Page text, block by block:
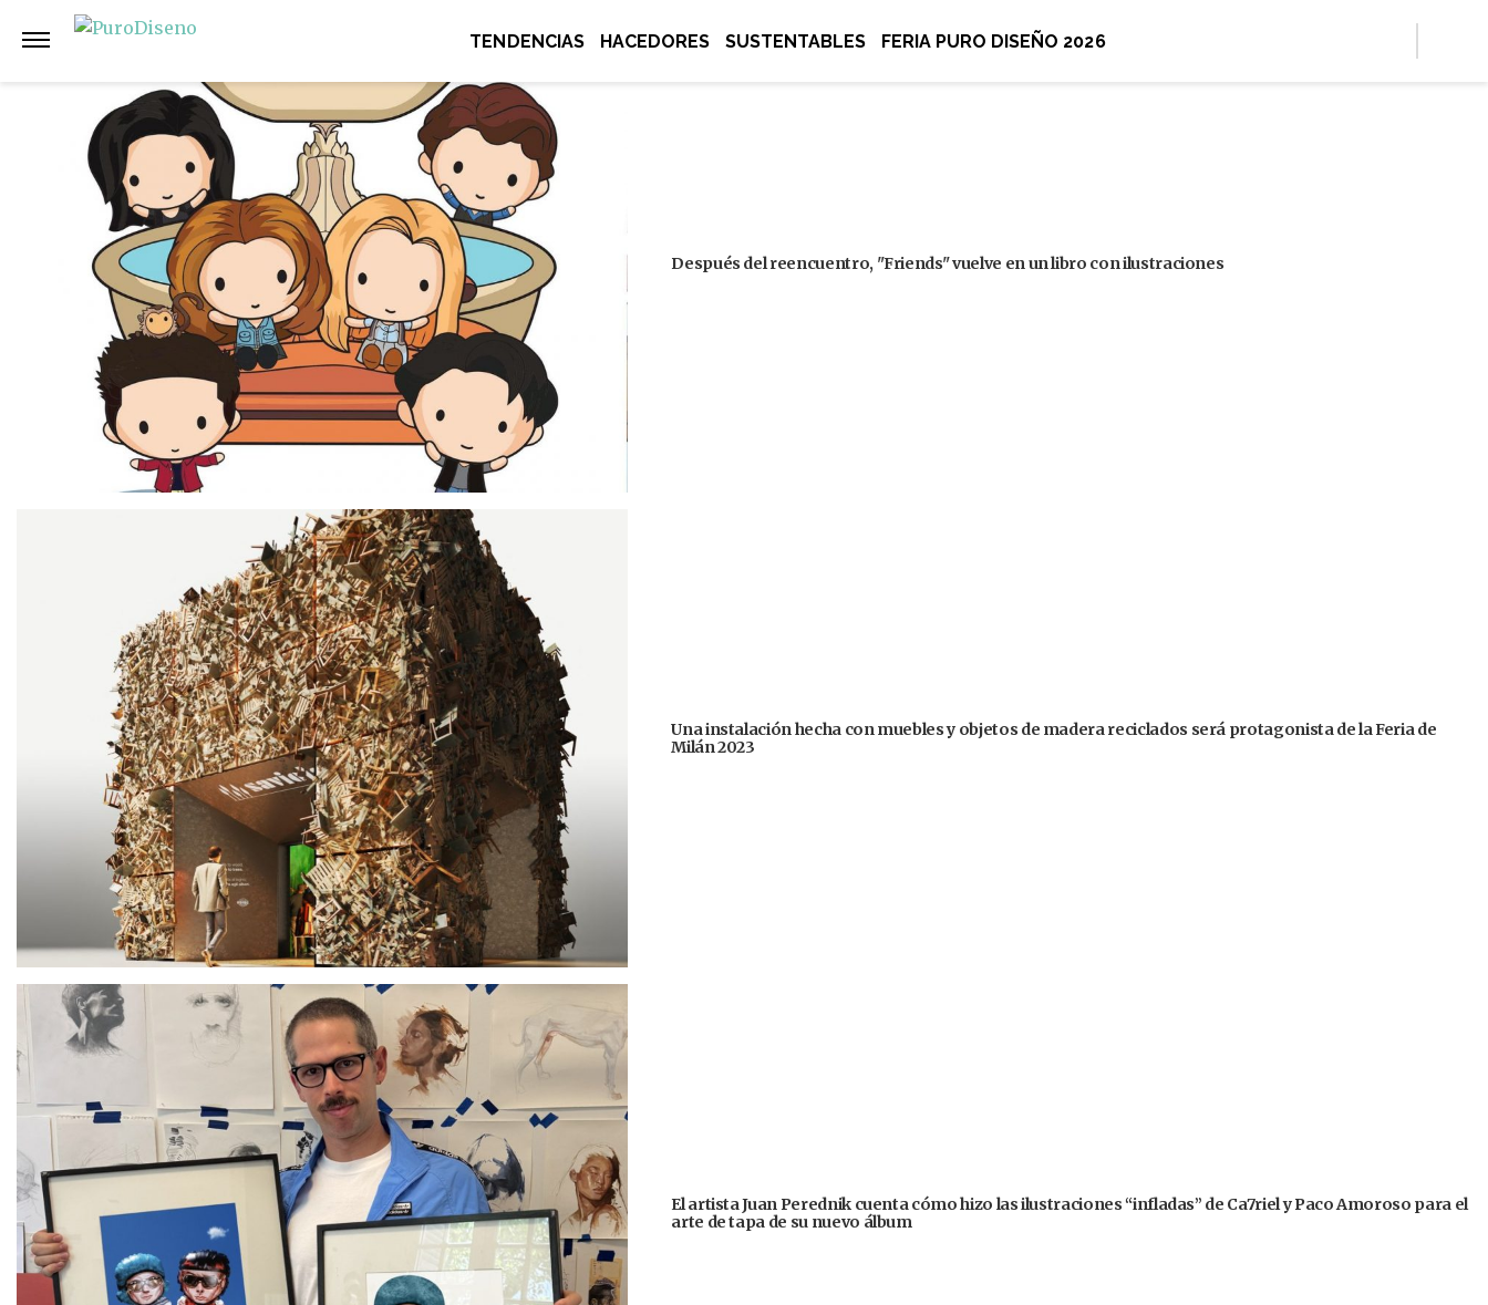
TENDENCIAS HACEDORES SUSTENTABLES FERIA PURO DISEÑO 2026
Anterior
Después del reencuentro, "Friends" vuelve en un libro con ilustraciones
Una instalación hecha con muebles y objetos de madera reciclados será protagonista de la Feria de
Milán 2023
El artista Juan Perednik cuenta cómo hizo las ilustraciones “infladas” de Ca7riel y Paco Amoroso para el
arte de tapa de su nuevo álbum
Siguiente